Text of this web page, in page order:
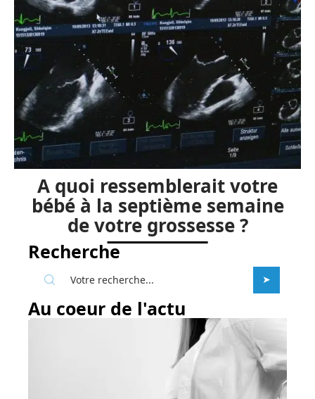
A quoi ressemblerait votre
bébé à la septième semaine
de votre grossesse ?
Recherche
Au coeur de l'actu